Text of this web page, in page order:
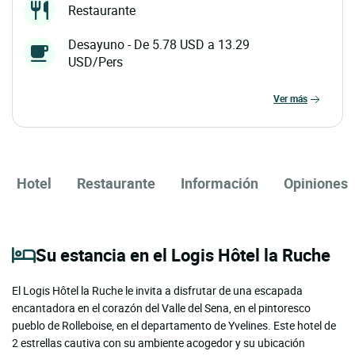
Restaurante
Desayuno - De 5.78 USD a 13.29
USD/Pers
ver más
Hotel Restaurante Información Opiniones
Su estancia en el Logis Hôtel la Ruche
El Logis Hôtel la Ruche le invita a disfrutar de una escapada
encantadora en el corazón del Valle del Sena, en el pintoresco
pueblo de Rolleboise, en el departamento de Yvelines. Este hotel de
2 estrellas cautiva con su ambiente acogedor y su ubicación